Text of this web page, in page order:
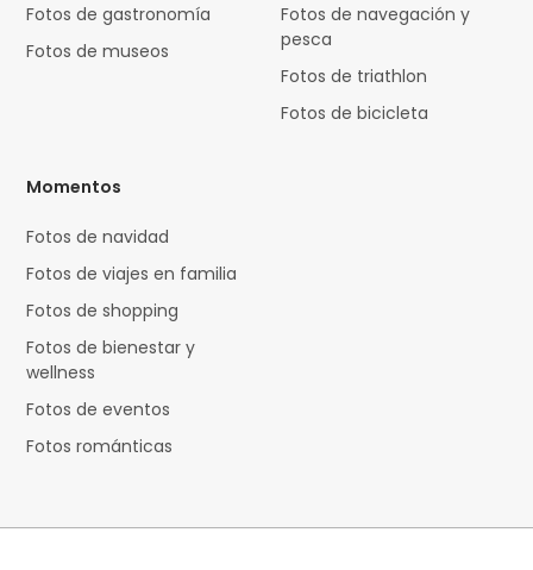
Fotos de gastronomía
Fotos de museos
Fotos de navegación y
pesca
Fotos de triathlon
Fotos de bicicleta
Momentos
Fotos de navidad
Fotos de viajes en familia
Fotos de shopping
Fotos de bienestar y
wellness
Fotos de eventos
Fotos románticas